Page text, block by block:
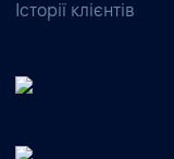
Історії клієнтів